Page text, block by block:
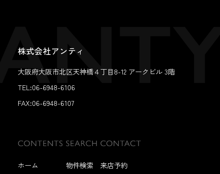
株式会社アンティ
大阪府大阪市北区天神橋４丁目8-12 アークビル 3階
TEL:06-6948-6106
FAX:06-6948-6107
ホーム
物件検索
来店予約